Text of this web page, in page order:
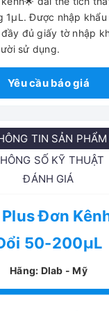
1µL. Được nhập khẩu
đủ giấy tờ nhập
sử dụng.
Yêu cầu báo giá
TIN SẢN PHẨM
SỐ KỸ THUẬT
ĐÁNH GIÁ
Đơn
50-200μL
Hãng: Dlab - Mỹ